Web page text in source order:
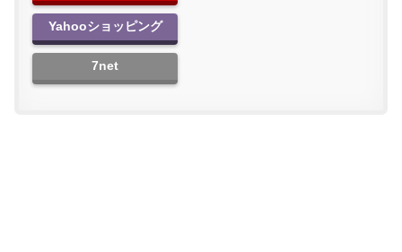
Yahooショッピング
7net